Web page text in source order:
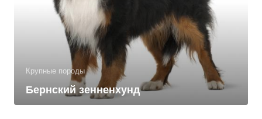
Крупные породы
Бернский зенненхунд